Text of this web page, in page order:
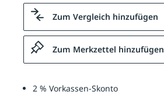
Zum Vergleich hinzufügen
Zum Merkzettel hinzufügen
2 % Vorkassen-Skonto